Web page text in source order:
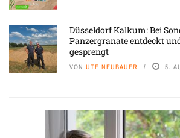
Düsseldorf Kalkum: Bei
Panzergranate entdeckt
gesprengt
VON UTE NEUBAUER 5.